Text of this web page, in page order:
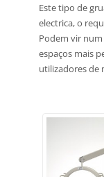
Este tipo de
electrica, o
Podem vir
espaços mais
utilizadores de